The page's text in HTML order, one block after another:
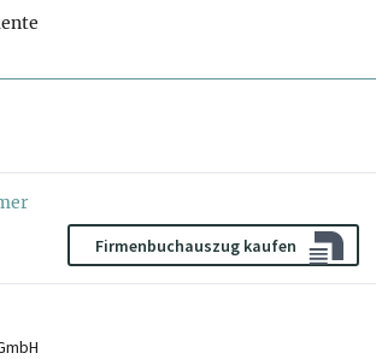
Firmenbuchauszug kaufen